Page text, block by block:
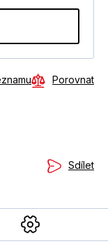
Porovnat
Sdílet